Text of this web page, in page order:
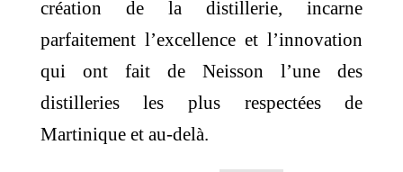
création de la distillerie, incarne
parfaitement l’excellence et l’innovation
qui ont fait de Neisson l’une des
distilleries les plus respectées de
Martinique et au-delà.